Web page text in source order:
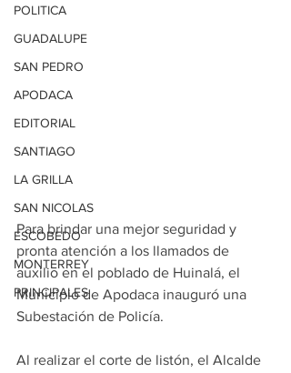
POLITICA
GUADALUPE
SAN PEDRO
APODACA
EDITORIAL
SANTIAGO
LA GRILLA
SAN NICOLAS
ESCOBEDO
MONTERREY
PRINCIPALES
Para brindar una mejor seguridad y
pronta atención a los llamados de
auxilio en el poblado de Huinalá, el
Municipio de Apodaca inauguró una
Subestación de Policía.
Al realizar el corte de listón, el Alcalde